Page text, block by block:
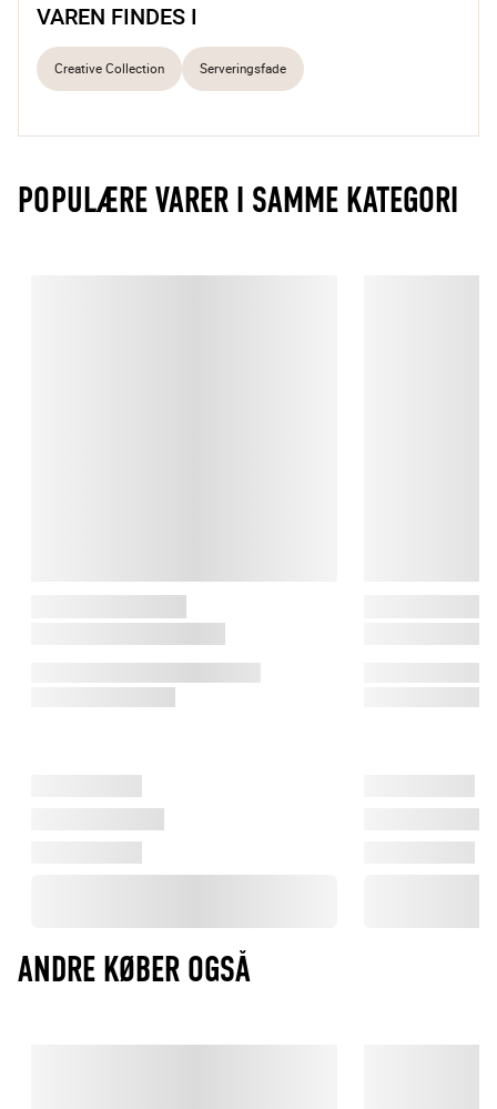
Til servering og dekoration
VAREN FINDES I
Creative Collection Serveringsfade
POPULÆRE VARER I SAMME KATEGORI
ANDRE KØBER OGSÅ